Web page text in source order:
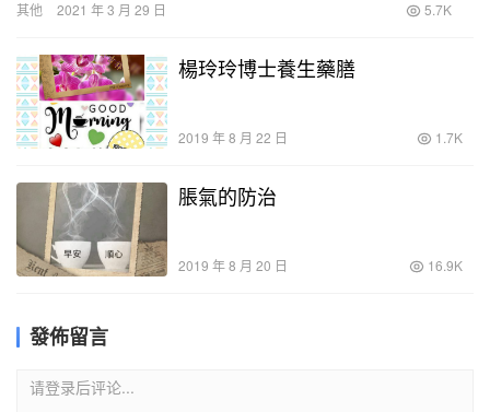
其他 2021 年 3 月 29 日 5.7K
楊玲玲博士養生藥膳
2019 年 8 月 22 日 1.7K
脹氣的防治
2019 年 8 月 20 日 16.9K
發佈留言
请登录后评论...